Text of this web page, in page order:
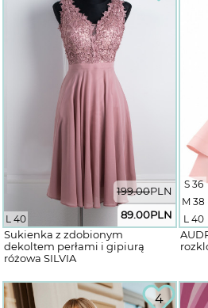
L 40
199.00PLN
89.00PLN
Sukienka z zdobionym
dekoltem perłami i gipiurą
różowa SILVIA
S 36
M 38
L 40
4